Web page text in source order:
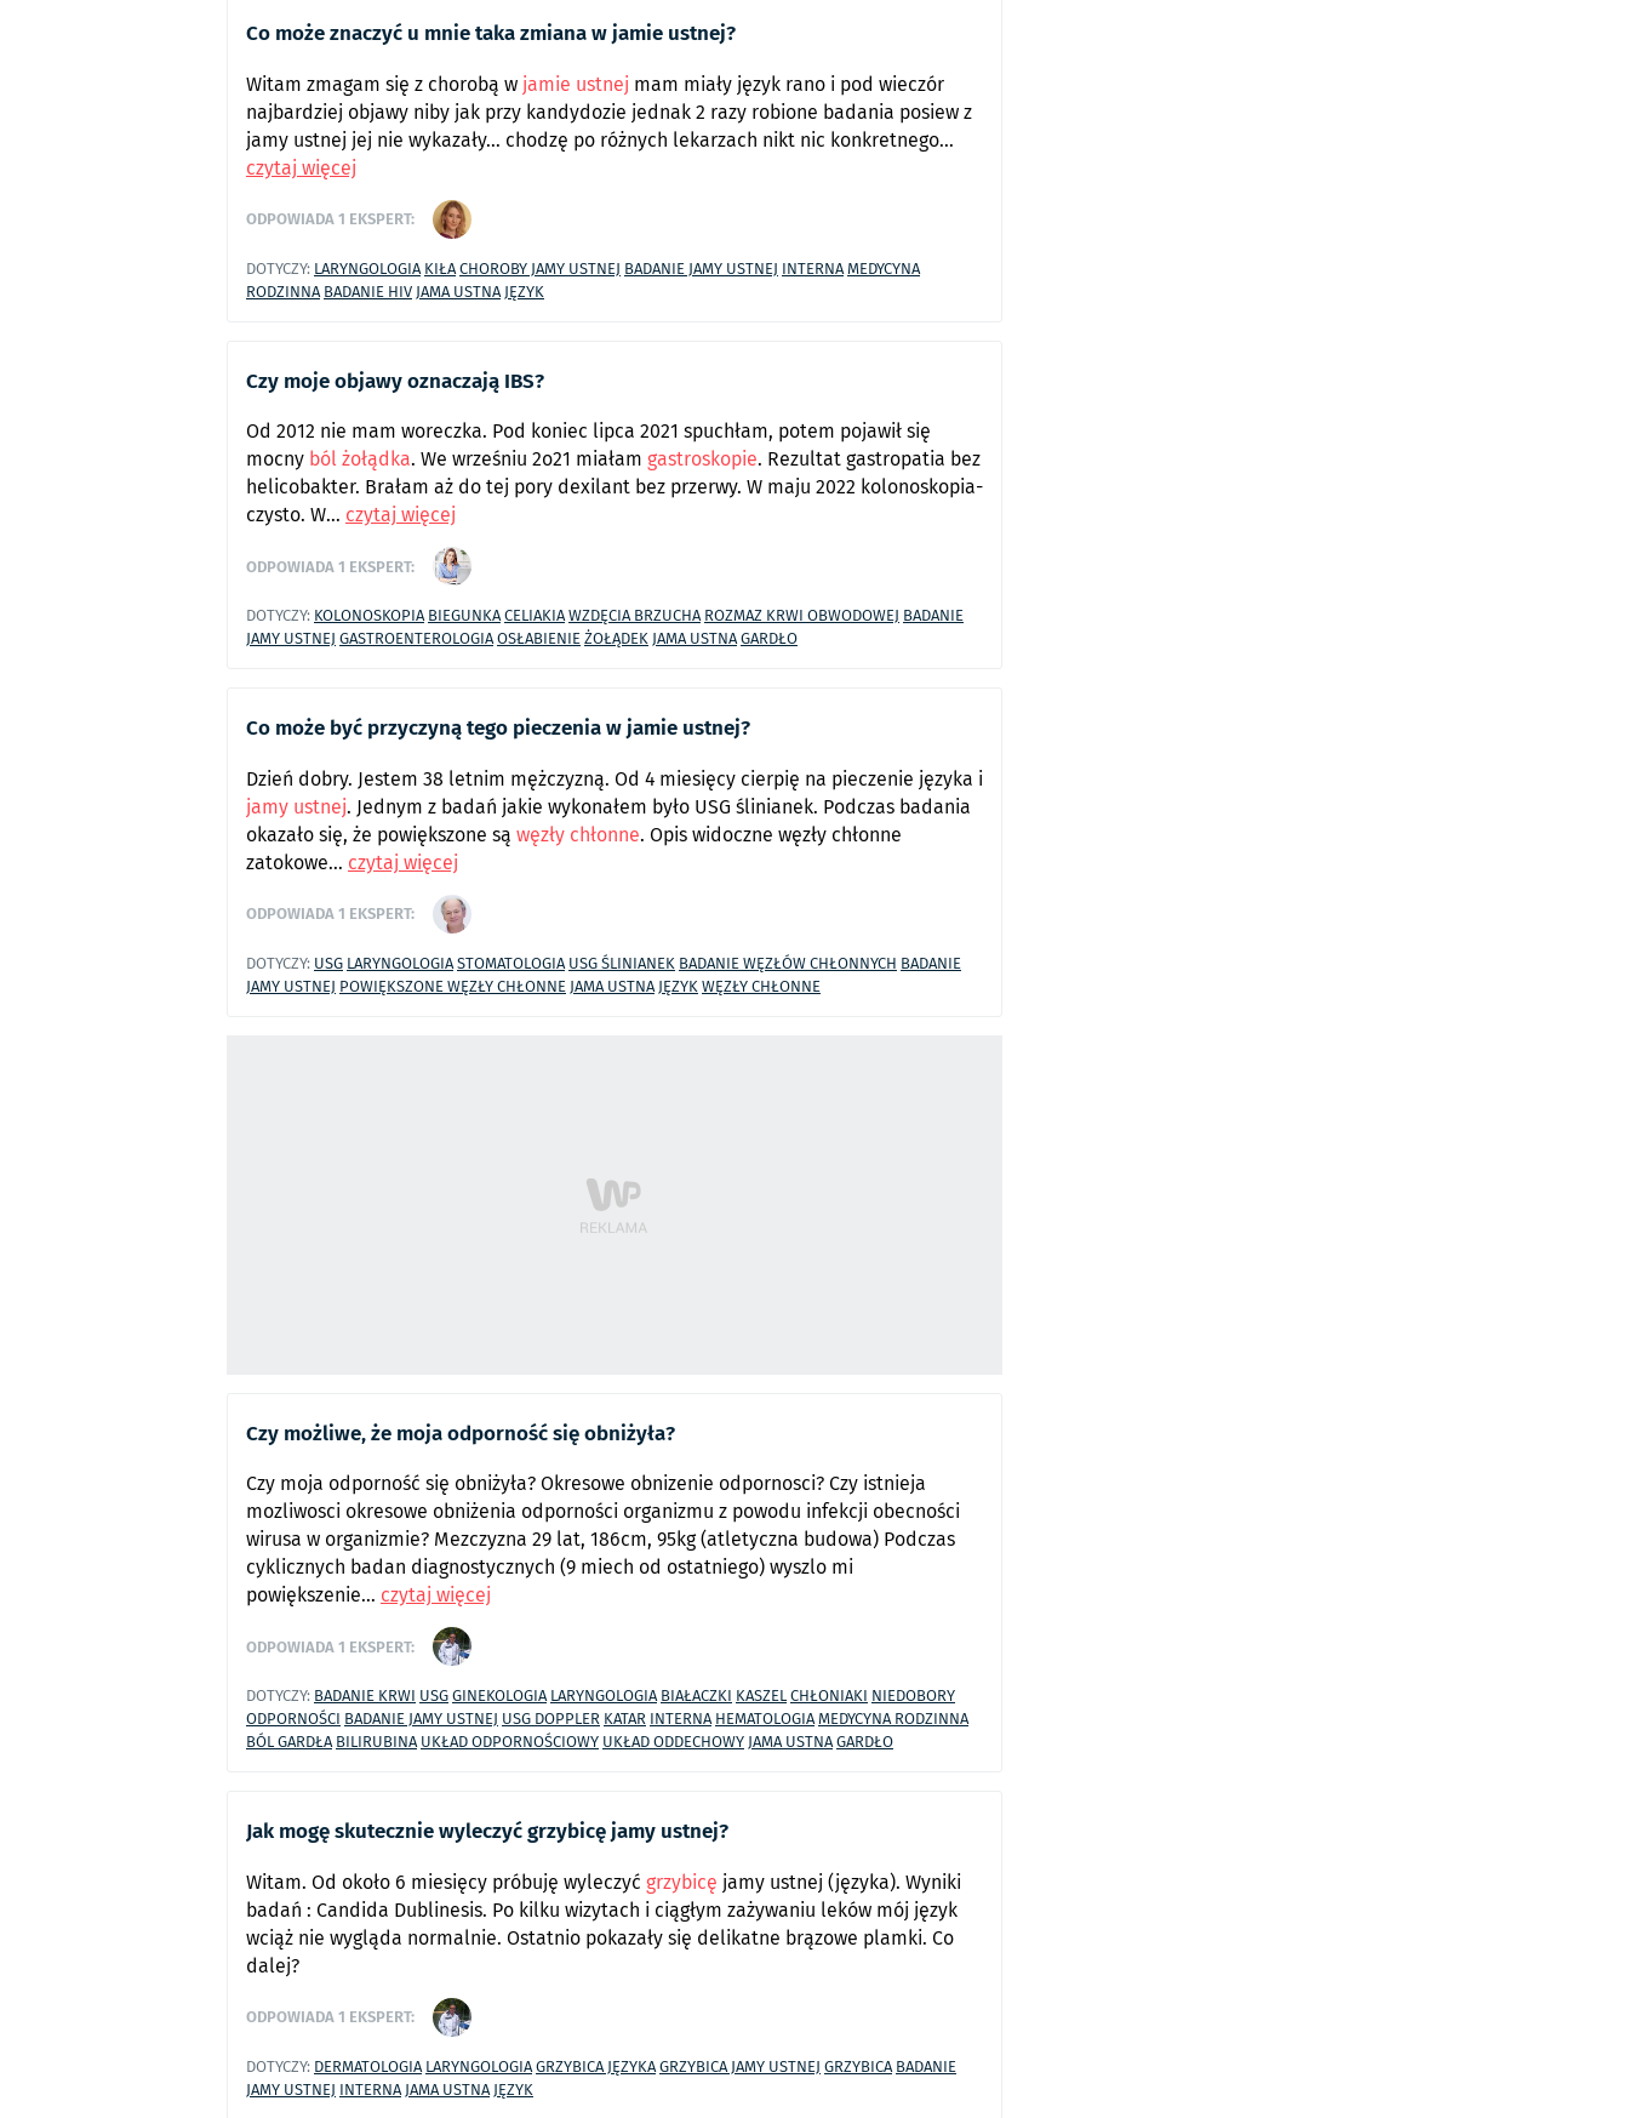
Co może znaczyć u mnie taka zmiana w jamie ustnej?
Witam zmagam się z chorobą w jamie ustnej mam miały język rano i pod wieczór
najbardziej objawy niby jak przy kandydozie jednak 2 razy robione badania posiew z
jamy ustnej jej nie wykazały... chodzę po różnych lekarzach nikt nic konkretnego...
czytaj więcej
ODPOWIADA1 EKSPERT:
DOTYCZY: LARYNGOLOGIA KIŁACHOROBY JAMY USTNEJ BADANIE JAMY USTNEJ INTERNAMEDYCYNA
RODZINNA BADANIE HIVJAMA USTNAJĘZYK
Czy moje objawy oznaczają IBS?
Od 2012 nie mam woreczka. Pod koniec lipca 2021 spuchłam, potem pojawił się
mocny ból żołądka. We wrześniu 2o21 miałam gastroskopie. Rezultat gastropatia bez
helicobakter. Brałam aż do tej pory dexilant bez przerwy. W maju 2022 kolonoskopia-
czysto. W... czytaj więcej
ODPOWIADA1 EKSPERT:
DOTYCZY: KOLONOSKOPIA BIEGUNKACELIAKIAWZDĘCIA BRZUCHA ROZMAZ KRWI OBWODOWEJ BADANIE
JAMY USTNEJ GASTROENTEROLOGIAOSŁABIENIEŻOŁĄDEKJAMA USTNAGARDŁO
Co może być przyczyną tego pieczenia w jamie ustnej?
Dzień dobry. Jestem 38 letnim mężczyzną. Od 4 miesięcy cierpię na pieczenie języka i
jamy ustnej. Jednym z badań jakie wykonałem było USG ślinianek. Podczas badania
okazało się, że powiększone są węzły chłonne. Opis widoczne węzły chłonne
zatokowe... czytaj więcej
ODPOWIADA1 EKSPERT:
DOTYCZY: USG LARYNGOLOGIASTOMATOLOGIA USG ŚLINIANEK BADANIE WĘZŁÓW CHŁONNYCH BADANIE
JAMY USTNEJ POWIĘKSZONE WĘZŁY CHŁONNEJAMA USTNAJĘZYKWĘZŁY CHŁONNE
Czy możliwe, że moja odporność się obniżyła?
Czy moja odporność się obniżyła? Okresowe obnizenie odpornosci? Czy istnieja
mozliwosci okresowe obniżenia odporności organizmu z powodu infekcji obecności
wirusa w organizmie? Mezczyzna 29 lat, 186cm, 95kg (atletyczna budowa) Podczas
cyklicznych badan diagnostycznych (9 miech od ostatniego) wyszlo mi
powiększenie... czytaj więcej
ODPOWIADA1 EKSPERT:
DOTYCZY: BADANIE KRWI USGGINEKOLOGIA LARYNGOLOGIA BIAŁACZKI KASZELCHŁONIAKI NIEDOBORY
ODPORNOŚCI BADANIE JAMY USTNEJ USG DOPPLER KATAR INTERNA HEMATOLOGIAMEDYCYNA RODZINNA
BÓL GARDŁA BILIRUBINA UKŁAD ODPORNOŚCIOWY UKŁAD ODDECHOWYJAMA USTNAGARDŁO
Jak mogę skutecznie wyleczyć grzybicę jamy ustnej?
Witam. Od około 6 miesięcy próbuję wyleczyć grzybicę jamy ustnej (języka). Wyniki
badań : Candida Dublinesis. Po kilku wizytach i ciągłym zażywaniu leków mój język
wciąż nie wygląda normalnie. Ostatnio pokazały się delikatne brązowe plamki. Co
dalej?
ODPOWIADA1 EKSPERT:
DOTYCZY: DERMATOLOGIA LARYNGOLOGIAGRZYBICA JĘZYKAGRZYBICA JAMY USTNEJ GRZYBICA BADANIE
JAMY USTNEJ INTERNAJAMA USTNAJĘZYK